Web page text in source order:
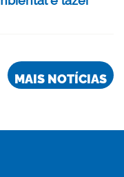
MAIS NOTÍCIAS